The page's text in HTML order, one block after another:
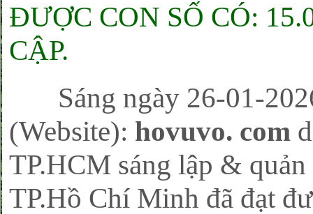
ĐƯỢC CON SỐ CÓ:
CẬP.
Sáng ngày 26-01-
(Website): hovuvo. com
TP.HCM sáng lập &
TP.Hồ Chí Minh đã đạt